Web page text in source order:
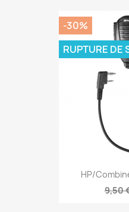
HP/
9,50
-30%
RUPTURE DE